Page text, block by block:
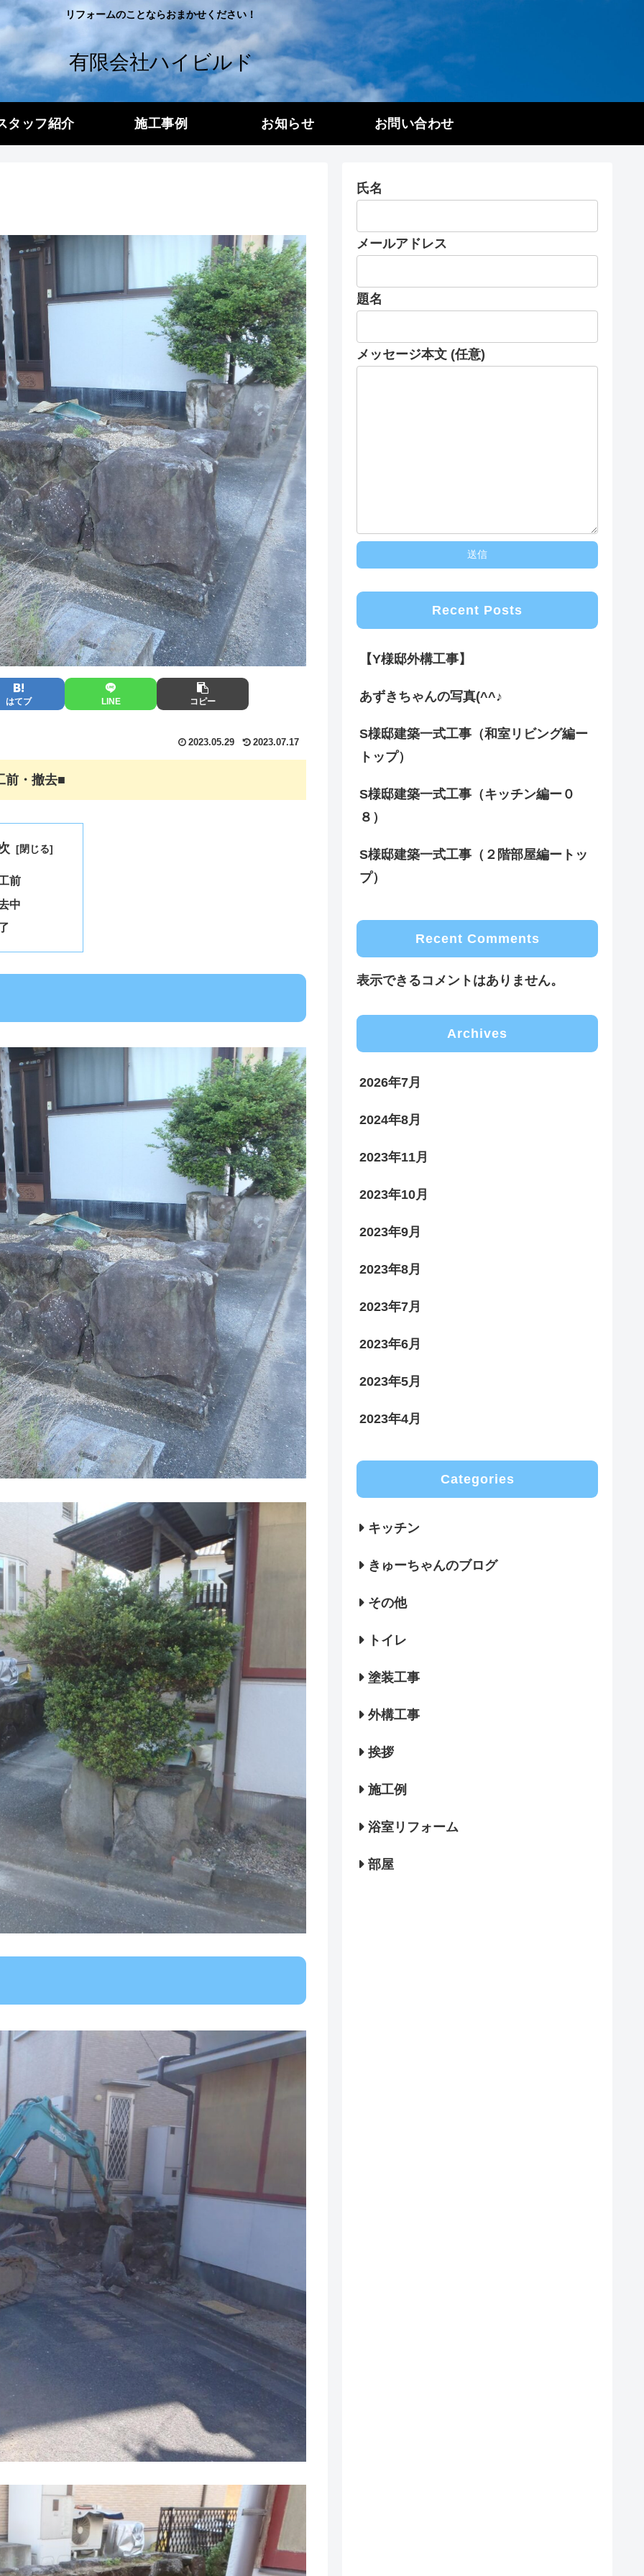
リフォームのことならおまかせください！
有限会社ハイビルド
タッフ紹介 施工事例 お知らせ お問い合わせ
はてブ LINE コピー
2023.05.29 2023.07.17
前・撤去■
前
中
氏名
メールアドレス
題名
メッセージ本文 (任意)
Recent Posts
【Y様邸外構工事】
あずきちゃんの写真(^^♪
S様邸建築一式工事（和室リビング編ー
トップ）
S様邸建築一式工事（キッチン編ー０
８）
S様邸建築一式工事（２階部屋編ートッ
プ）
Recent Comments
表示できるコメントはありません。
Archives
2026年7月
2024年8月
2023年11月
2023年10月
2023年9月
2023年8月
2023年7月
2023年6月
2023年5月
2023年4月
Categories
キッチン
きゅーちゃんのブログ
その他
トイレ
塗装工事
外構工事
挨拶
施工例
浴室リフォーム
部屋